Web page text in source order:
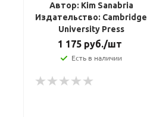
Автор: Kim Sanabria
Издательство: Cambridge
University Press
1 175 руб./шт
Есть в наличии